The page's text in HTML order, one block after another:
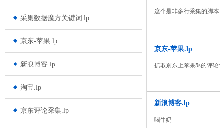
采集数据魔方关键词.lp
京东-苹果.lp
新浪博客.lp
淘宝.lp
京东评论采集.lp
这个是非多行采集的脚
京东-苹果.lp
抓取京东上苹果5s的评
新浪博客.lp
喝牛奶